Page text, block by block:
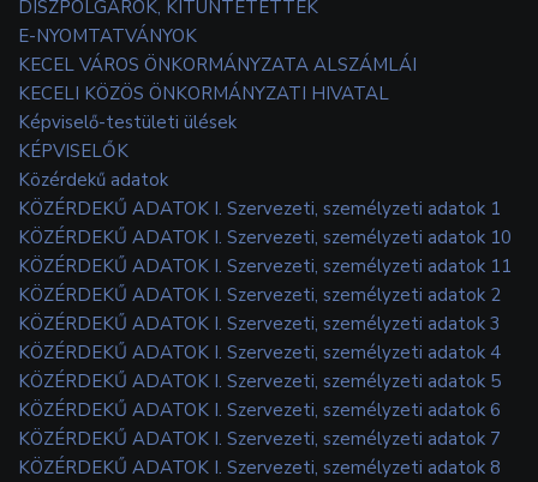
DÍSZPOLGÁROK, KITÜNTETETTEK
E-NYOMTATVÁNYOK
KECEL VÁROS ÖNKORMÁNYZATA ALSZÁMLÁI
KECELI KÖZÖS ÖNKORMÁNYZATI HIVATAL
Képviselő-testületi ülések
KÉPVISELŐK
Közérdekű adatok
KÖZÉRDEKŰ ADATOK I. Szervezeti, személyzeti adatok 1
KÖZÉRDEKŰ ADATOK I. Szervezeti, személyzeti adatok 10
KÖZÉRDEKŰ ADATOK I. Szervezeti, személyzeti adatok 11
KÖZÉRDEKŰ ADATOK I. Szervezeti, személyzeti adatok 2
KÖZÉRDEKŰ ADATOK I. Szervezeti, személyzeti adatok 3
KÖZÉRDEKŰ ADATOK I. Szervezeti, személyzeti adatok 4
KÖZÉRDEKŰ ADATOK I. Szervezeti, személyzeti adatok 5
KÖZÉRDEKŰ ADATOK I. Szervezeti, személyzeti adatok 6
KÖZÉRDEKŰ ADATOK I. Szervezeti, személyzeti adatok 7
KÖZÉRDEKŰ ADATOK I. Szervezeti, személyzeti adatok 8